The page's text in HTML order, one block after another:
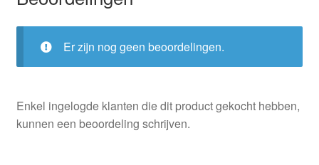
Er zijn nog geen beoordelingen.
Enkel ingelogde klanten die dit product gekocht hebben,
kunnen een beoordeling schrijven.